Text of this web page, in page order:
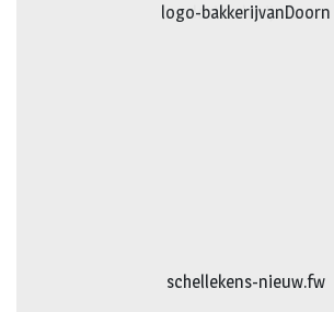
logo-bakkerijvanDoorn
logo-vanhattum-nieuw.fw